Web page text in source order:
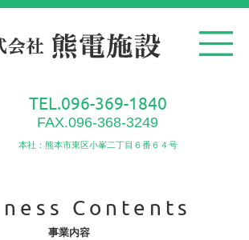
TEL.096-369-1840
FAX.096-368-3249
本社：熊本市東区小峯二丁目６番６４号
Contents
事業内容